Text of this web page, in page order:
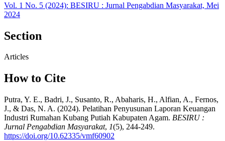
Vol. 1 No. 5 (2024): BESIRU : Jurnal Pengabdian Masyarakat, Mei
2024
Section
Articles
How to Cite
Putra, Y. E., Badri, J., Susanto, R., Abaharis, H., Alfian, A., Fernos,
J., & Das, N. A. (2024). Pelatihan Penyusunan Laporan Keuangan
Industri Rumahan Kubang Putiah Kabupaten Agam. BESIRU :
Jurnal Pengabdian Masyarakat, 1(5), 244-249.
https://doi.org/10.62335/vmf60902